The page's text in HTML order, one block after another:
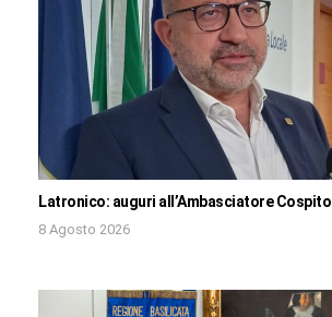
Latronico: auguri all’Ambasciatore Cospito
8 Agosto 2026